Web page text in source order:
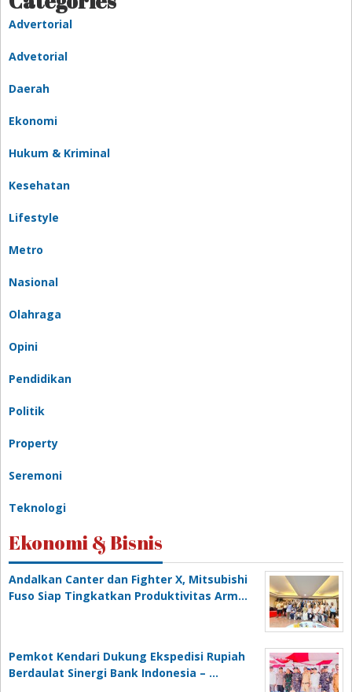
Advertorial
Advetorial
Daerah
Ekonomi
Hukum & Kriminal
Kesehatan
Lifestyle
Metro
Nasional
Olahraga
Opini
Pendidikan
Politik
Property
Seremoni
Teknologi
Ekonomi & Bisnis
Andalkan Canter dan Fighter X, Mitsubishi
Fuso Siap Tingkatkan Produktivitas Arm…
Pemkot Kendari Dukung Ekspedisi Rupiah
Berdaulat Sinergi Bank Indonesia – …